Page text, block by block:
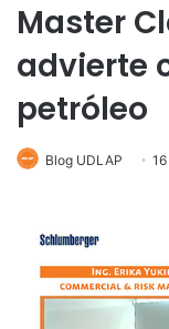
Master
advierte
petróleo
Blog UDLAP